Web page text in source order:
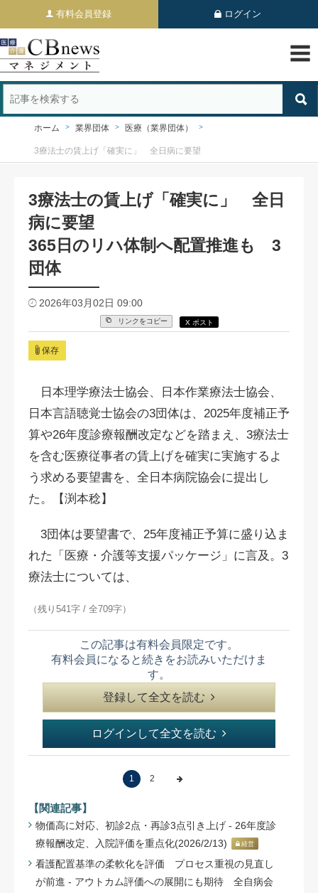
有料会員登録 ログイン
ホーム 業界団体 医療（業界団体）
3療法士の賃上げ「確実に」 全日病に要望
3療法士の賃上げ「確実に」 全日
病に要望
365日のリハ体制へ配置推進も 3
団体
2026年03月02日 09:00
リンクをコピー X ポスト
保存
日本理学療法士協会、日本作業療法士協会、
日本言語聴覚士協会の3団体は、2025年度補正予
算や26年度診療報酬改定などを踏まえ、3療法士
を含む医療従事者の賃上げを確実に実施するよ
う求める要望書を、全日本病院協会に提出し
た。【渕本稔】
3団体は要望書で、25年度補正予算に盛り込ま
れた「医療・介護等支援パッケージ」に言及。3
療法士については、
（残り541字 / 全709字）
この記事は有料会員限定です。
有料会員になると続きをお読みいただけま
す。
登録して全文を読む
ログインして全文を読む
1 2
【関連記事】
物価高に対応、初診2点・再診3点引き上げ - 26年度診
療報酬改定、入院評価を重点化(2026/2/13)
経営
看護配置基準の柔軟化を評価 プロセス重視の見直し
が前進 - アウトカム評価への展開にも期待 全自病会